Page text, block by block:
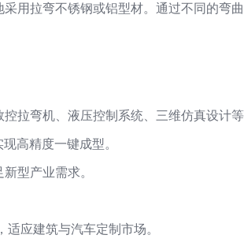
用拉弯不锈钢或铝型材。通过不同的弯
拉弯机、液压控制系统、三维仿真设计
高精度一键成型。
型产业需求。
应建筑与汽车定制市场。